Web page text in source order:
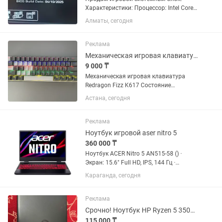
Характеристики: Процессор: Intel Core
i5-12400F Материнская плата: MSI PRO
H610M-S DDR4 Оперативная память: 32
12GB GDDR6 SSD:...
Алматы, сегодня
Реклама
Механическая игровая клавиатура Redragon Fizz K617
9 000 ₸
Механическая игровая клавиатура
Redragon Fizz K617 Состояние
отличное . Полностью исправна,
работает без каких-либо нареканий.
идеальном...
Астана, сегодня
Реклама
Ноутбук игровой aser nitro 5
360 000 ₸
Ноутбук ACER Nitro 5 AN515-58 () ·
Экран: 15.6" Full HD, IPS, 144 Гц ·
Процессор: Intel Core i5-12450H (12-е
поколение) · Память: 16 ГБ ОЗУ ·
Караганда, сегодня
Реклама
Срочно! Ноутбук HP Ryzen 5 3500U по хорошей цене